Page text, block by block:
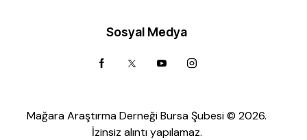
Sosyal Medya
Mağara Araştırma Derneği Bursa Şubesi © 2026.
İzinsiz alıntı yapılamaz.